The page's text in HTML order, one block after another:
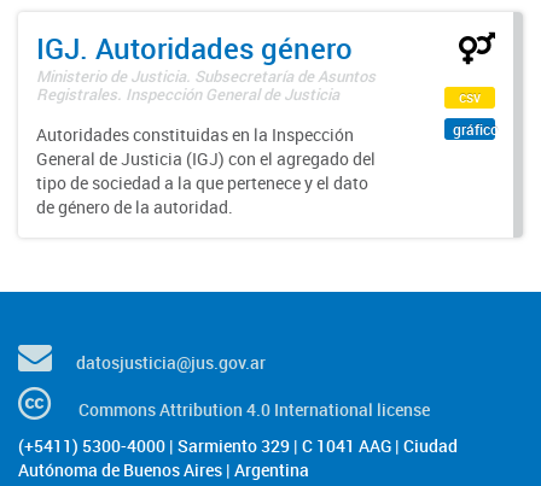
IGJ. Autoridades género
Ministerio de Justicia. Subsecretaría de Asuntos
Registrales. Inspección General de Justicia
Autoridades constituidas en la Inspección
General de Justicia (IGJ) con el agregado del
tipo de sociedad a la que pertenece y el dato
de género de la autoridad.
csv
gráfico
datosjusticia@jus.gov.ar
Commons Attribution 4.0 International license
(+5411) 5300-4000 | Sarmiento 329 | C 1041 AAG | Ciudad
Autónoma de Buenos Aires | Argentina